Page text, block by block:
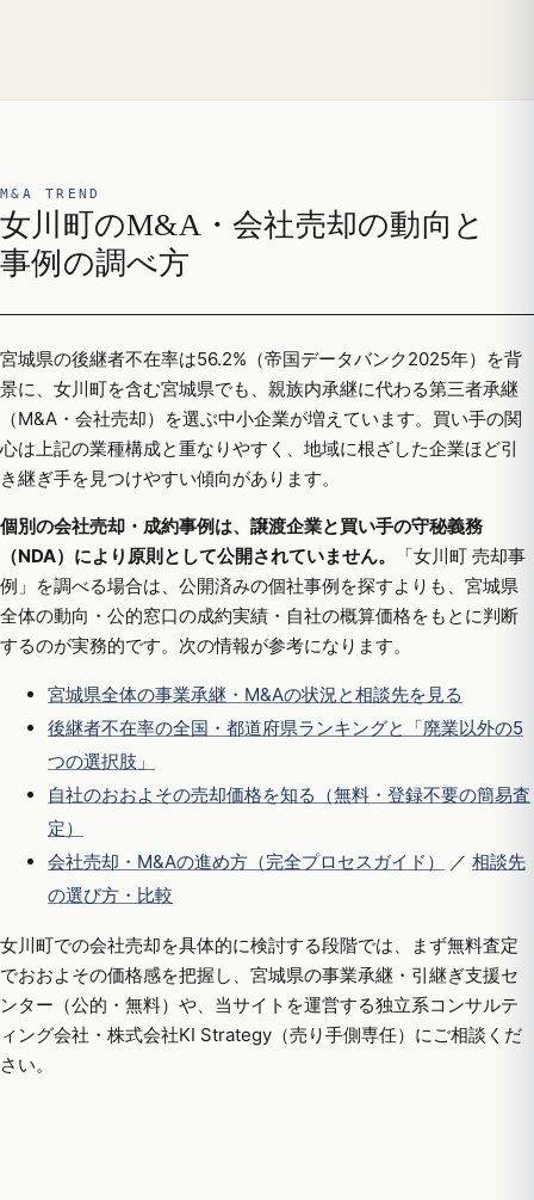
M&A TREND
女川町のM&A・会社売却の動向と
事例の調べ方
宮城県の後継者不在率は56.2%（帝国データバンク2025年）を背
景に、女川町を含む宮城県でも、親族内承継に代わる第三者承継
（M&A・会社売却）を選ぶ中小企業が増えています。買い手の関
心は上記の業種構成と重なりやすく、地域に根ざした企業ほど引
き継ぎ手を見つけやすい傾向があります。
個別の会社売却・成約事例は、譲渡企業と買い手の守秘義務
（NDA）により原則として公開されていません。
「女川町 売却事
例」を調べる場合は、公開済みの個社事例を探すよりも、宮城県
全体の動向・公的窓口の成約実績・自社の概算価格をもとに判断
するのが実務的です。次の情報が参考になります。
宮城県全体の事業承継・M&Aの状況と相談先を見る
後継者不在率の全国・都道府県ランキングと「廃業以外の5
つの選択肢」
自社のおおよその売却価格を知る（無料・登録不要の簡易査
定）
会社売却・M&Aの進め方（完全プロセスガイド）
／ 相談先
の選び方・比較
女川町での会社売却を具体的に検討する段階では、まず無料査定
でおおよその価格感を把握し、宮城県の事業承継・引継ぎ支援セ
ンター（公的・無料）や、当サイトを運営する独立系コンサルテ
ィング会社・株式会社KI Strategy（売り手側専任）にご相談くだ
さい。